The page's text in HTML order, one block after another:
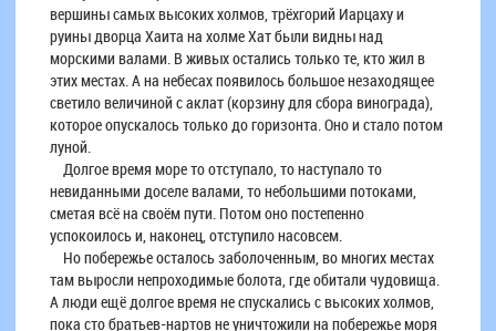
вершины самых высоких холмов, трёхгорий Иарцаху и
руины дворца Хаита на холме Хат были видны над
морскими валами. В живых остались только те, кто жил в
этих местах. А на небесах появилось большое незаходящее
светило величиной с аклат (корзину для сбора винограда),
которое опускалось только до горизонта. Оно и стало потом
луной.
Долгое время море то отступало, то наступало то
невиданными доселе валами, то небольшими потоками,
сметая всё на своём пути. Потом оно постепенно
успокоилось и, наконец, отступило насовсем.
Но побережье осталось заболоченным, во многих местах
там выросли непроходимые болота, где обитали чудовища.
А люди ещё долгое время не спускались с высоких холмов,
пока сто братьев-нартов не уничтожили на побережье моря